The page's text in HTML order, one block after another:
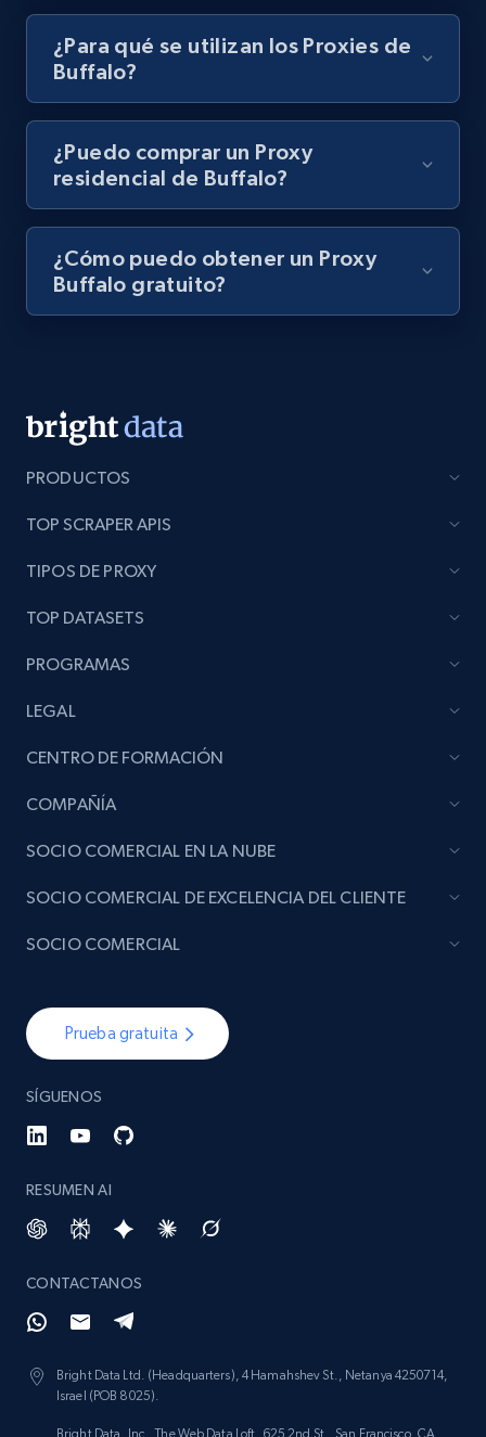
¿Para qué se utilizan los Proxies de
Buffalo?
¿Puedo comprar un Proxy
residencial de Buffalo?
¿Cómo puedo obtener un Proxy
Buffalo gratuito?
PRODUCTOS
TOP SCRAPER APIS
TIPOS DE PROXY
TOP DATASETS
PROGRAMAS
LEGAL
CENTRO DE FORMACIÓN
COMPAÑÍA
Prueba gratuita
SÍGUENOS
RESUMEN AI
CONTACTANOS
Bright Data Ltd. (Headquarters), 4 Hamahshev St., Netanya 4250714,
Israel (POB 8025).
Bright Data, Inc., The Web Data Loft, 625 2nd St., San Francisco, CA
SOCIO COMERCIAL EN LA NUBE
SOCIO COMERCIAL DE EXCELENCIA DEL CLIENTE
SOCIO COMERCIAL